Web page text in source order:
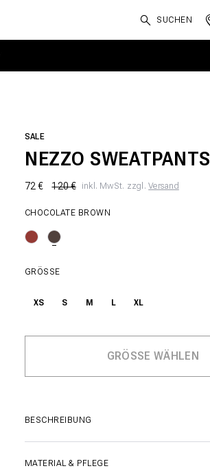
SUCHEN
SALE
NEZZO SWEATPANTS
72 € 120 € inkl. MwSt. zzgl.Versand
CHOCOLATE BROWN
GRÖSSE
XS S M L XL
BESCHREIBUNG
MATERIAL & PFLEGE